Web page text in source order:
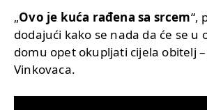
„Ovo je kuća rađena sa srcem“,
dodajući kako se nada da će se u
domu opet okupljati cijela obitelj –
Vinkovaca.